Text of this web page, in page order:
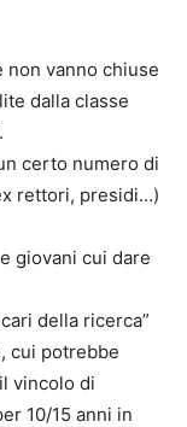
non vanno chiuse
dalla classe
certo numero di
rettori, presidi…)
giovani cui dare
della ricerca”
cui potrebbe
vincolo di
10/15 anni in